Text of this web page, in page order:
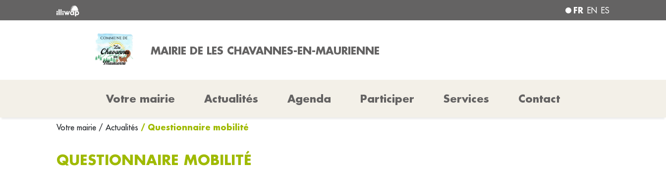
FR EN ES
MAIRIE DE LES CHAVANNES-EN-MAURIENNE
Votre mairie Actualités Agenda Participer Services Contact
Votre mairie / Actualités / Questionnaire mobilité
QUESTIONNAIRE MOBILITÉ